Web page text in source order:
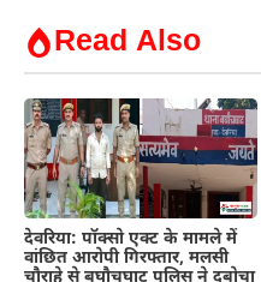
Read Also
देवरिया: पॉक्सो एक्ट के मामले में
वांछित आरोपी गिरफ्तार, मलसी